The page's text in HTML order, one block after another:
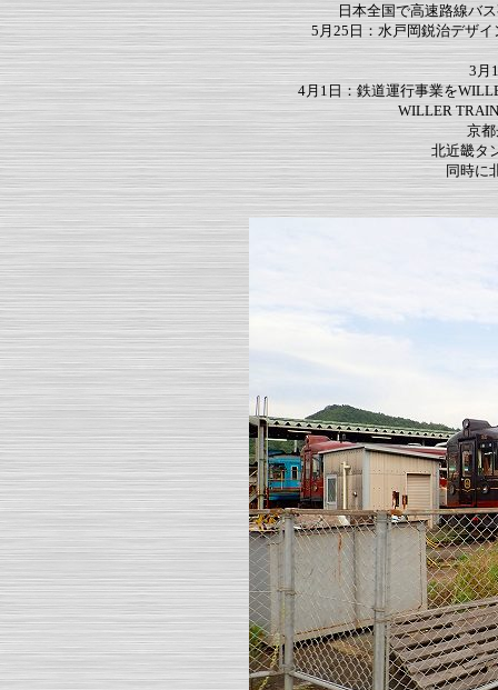
日本全国で高速路線バ
5月25日：水戸岡鋭治デザ
3月
4月1日：鉄道運行事業を
WILLER
京
北近畿タ
同時に